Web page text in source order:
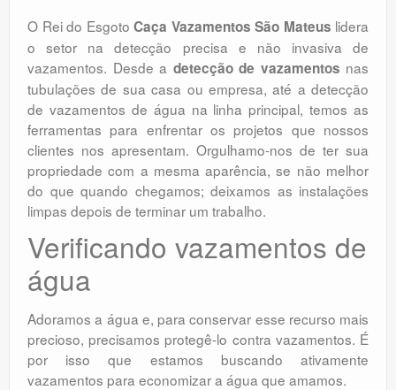
O Rei do Esgoto Caça Vazamentos São Mateus lidera
o setor na detecção precisa e não invasiva de
vazamentos. Desde a detecção de vazamentos nas
tubulações de sua casa ou empresa, até a detecção
de vazamentos de água na linha principal, temos as
ferramentas para enfrentar os projetos que nossos
clientes nos apresentam. Orgulhamo-nos de ter sua
propriedade com a mesma aparência, se não melhor
do que quando chegamos; deixamos as instalações
limpas depois de terminar um trabalho.
Verificando vazamentos de
água
Adoramos a água e, para conservar esse recurso mais
precioso, precisamos protegê-lo contra vazamentos. É
por isso que estamos buscando ativamente
vazamentos para economizar a água que amamos.